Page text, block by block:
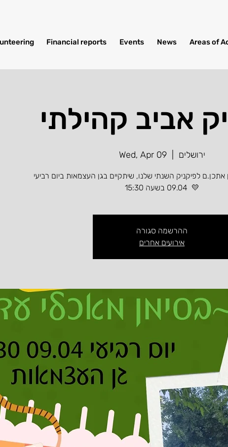
Areas of
News
Events
Financial reports
אביב קהילתי
Wed, Apr 09
  |
ירושלים
לפיקניק השנתי שלנו, שיתקיים בגן העצמאות ביום רביעי
09.04 בשעה 15:30 💛
ההרשמה סגורה
אירועים אחרים